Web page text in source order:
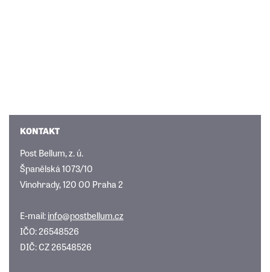
KONTAKT
Post Bellum, z. ú.
Španělská 1073/10
Vinohrady, 120 00 Praha 2
E-mail:info@postbellum.cz
IČO: 26548526
DIČ: CZ 26548526